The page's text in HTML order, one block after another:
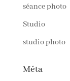
séance photo
Studio
studio photo
Méta